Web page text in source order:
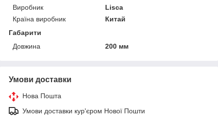
Виробник
Lisca
Країна виробник
Китай
Габарити
Довжина
200 мм
Умови доставки
Нова Пошта
Умови доставки кур'єром Нової Пошти